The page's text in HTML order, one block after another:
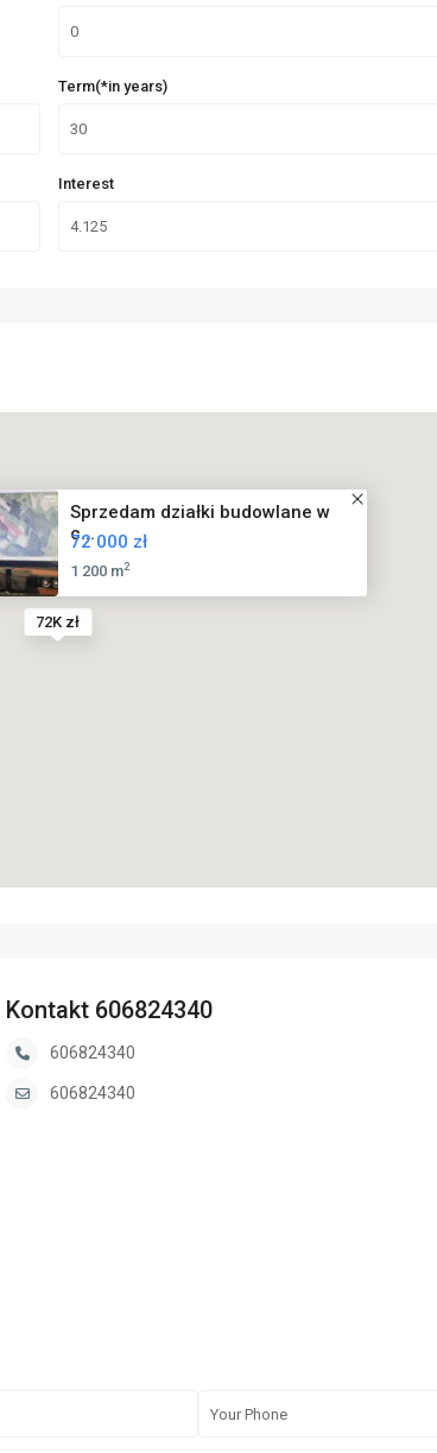
Term(*in years)
Interest
72K zł
Sprzedam działki budowlane w
c...
72 000 zł
1 200 m2
Kontakt 606824340
606824340
606824340